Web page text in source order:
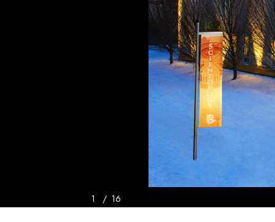
Amor y Odio: ¿Qué
1 / 16